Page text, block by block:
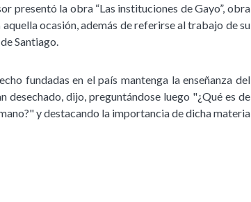
presentó la obra “Las instituciones de Gayo”, obra
ocasión, además de referirse al trabajo de su
Santiago.
fundadas en el país mantenga la enseñanza del
desechado, dijo, preguntándose luego "¿Qué es de
y destacando la importancia de dicha materia